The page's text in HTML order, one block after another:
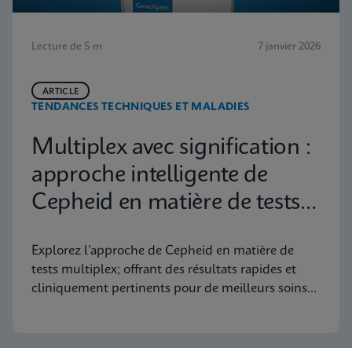
Lecture de 5 m 7 janvier 2026
TENDANCES TECHNIQUES ET MALADIES
ARTICLE
Multiplex avec signification :
approche intelligente de
Cepheid en matière de tests
Explorez l’approche de Cepheid en matière de
tests multiplex; offrant des résultats rapides et
cliniquement pertinents pour de meilleurs soins